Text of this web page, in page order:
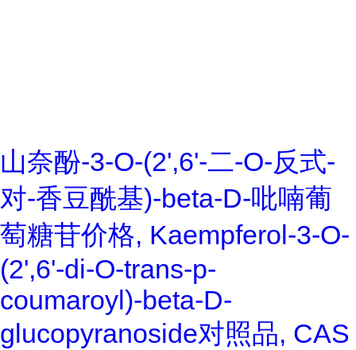
山奈酚-3-O-(2',6'-二-O-反式-
对-香豆酰基)-beta-D-吡喃葡
萄糖苷价格, Kaempferol-3-O-
(2',6'-di-O-trans-p-
coumaroyl)-beta-D-
glucopyranoside对照品, CAS